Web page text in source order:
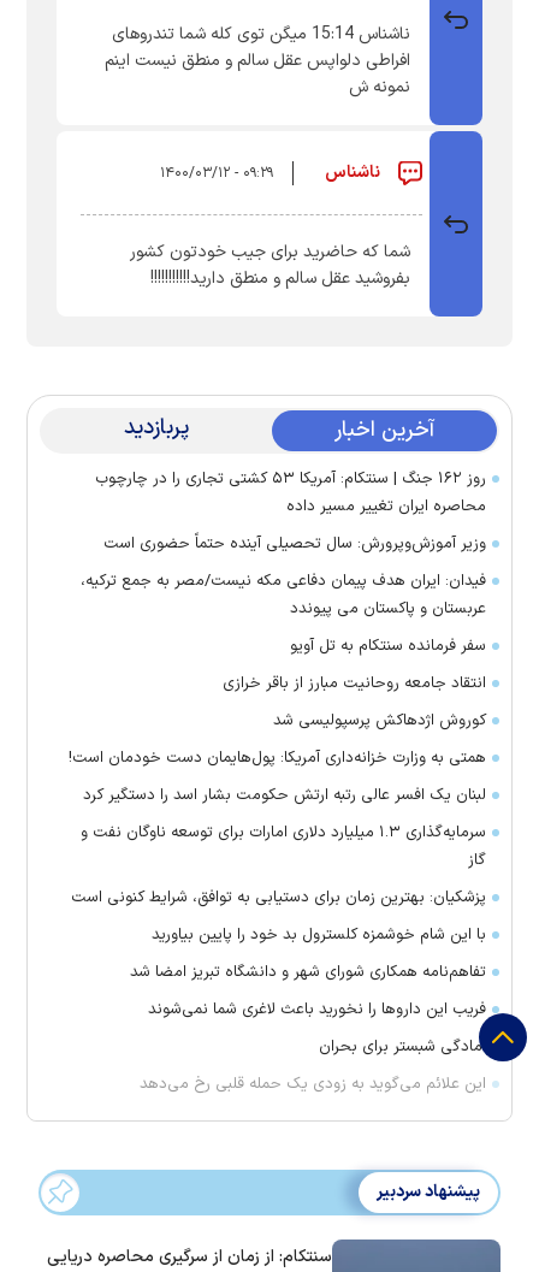
ناشناس 15:14 میگن توی کله شما تندروهای
افراطی دلواپس عقل سالم و منطق نیست اینم
نمونه ش
ناشناس ۰۹:۲۹ - ۱۴۰۰/۰۳/۱۲
شما که حاضرید برای جیب خودتون کشور
بفروشید عقل سالم و منطق دارید!!!!!!!!!!!
آخرین اخبار پربازدید
روز ۱۶۲ جنگ | سنتکام: آمریکا ۵۳ کشتی تجاری را در چارچوب
محاصره ایران تغییر مسیر داده
وزیر آموزش‌وپرورش: سال تحصیلی آینده حتماً حضوری است
فیدان: ایران هدف پیمان دفاعی مکه نیست/مصر به جمع ترکیه،
عربستان و پاکستان می پیوندد
سفر فرمانده سنتکام به تل آویو
انتقاد جامعه روحانیت مبارز از باقر خرازی
کوروش اژدهاکش پرسپولیسی شد
همتی به وزارت خزانه‌داری آمریکا: پول‌هایمان دست خودمان است!
لبنان یک افسر عالی رتبه ارتش حکومت بشار اسد را دستگیر کرد
سرمایه‌گذاری ۱.۳ میلیارد دلاری امارات برای توسعه ناوگان نفت و
گاز
پزشکیان: بهترین زمان برای دستیابی به توافق، شرایط کنونی است
با این شام خوشمزه کلسترول بد خود را پایین بیاورید
تفاهم‌نامه همکاری شورای شهر و دانشگاه تبریز امضا شد
فریب این دارو‌ها را نخورید باعث لاغری شما نمی‌شوند
آمادگی شبستر برای بحران
این علائم می‌گوید به زودی یک حمله قلبی رخ می‌دهد
پیشنهاد سردبیر
سنتکام: از زمان از سرگیری محاصره دریایی